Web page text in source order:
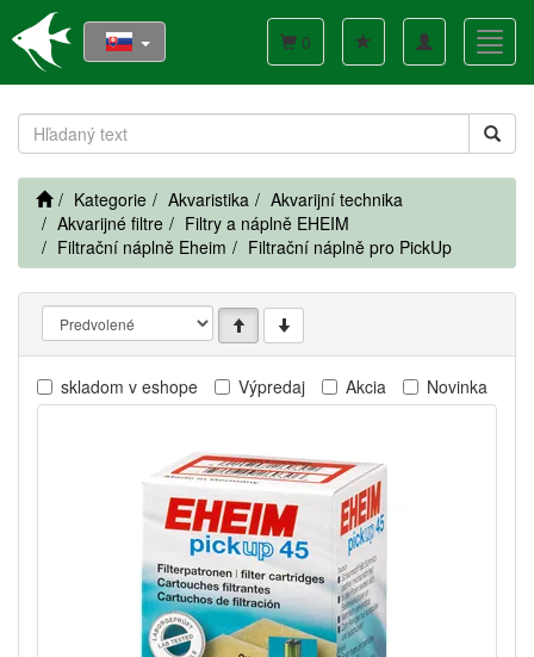
Toggle
navigation
0
Kategorie Akvaristika
Akvarijní technika
Akvarijné filtre
Filtry a náplně EHEIM
Filtrační náplně Eheim
Filtrační náplně pro PickUp
skladom v eshope Výpredaj Akcia Novinka